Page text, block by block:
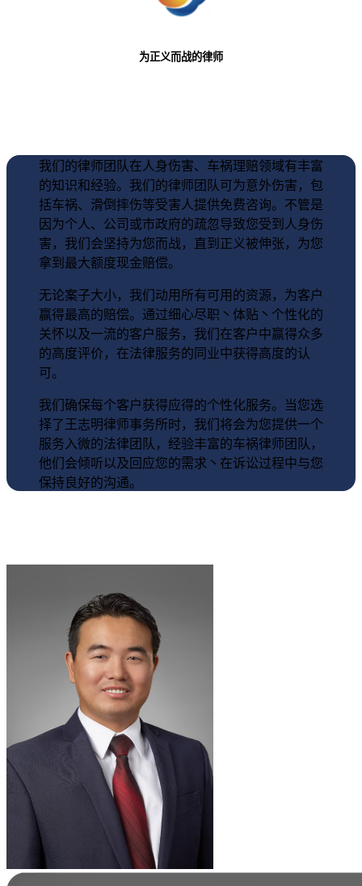
为正义而战的律师
我们的律师团队在人身伤害、车祸理赔领域有丰富
的知识和经验。我们的律师团队可为意外伤害，包
括车祸、滑倒摔伤等受害人提供免费咨询。不管是
因为个人、公司或市政府的疏忽导致您受到人身伤
害，我们会坚持为您而战，直到正义被伸张，为您
拿到最大额度现金赔偿。
无论案子大小，我们动用所有可用的资源，为客户
赢得最高的赔偿。通过细心尽职丶体贴丶个性化的
关怀以及一流的客户服务，我们在客户中赢得众多
的高度评价，在法律服务的同业中获得高度的认
可。
我们确保每个客户获得应得的个性化服务。当您选
择了王志明律师事务所时，我们将会为您提供一个
服务入微的法律团队，经验丰富的车祸律师团队，
他们会倾听以及回应您的需求丶在诉讼过程中与您
保持良好的沟通。